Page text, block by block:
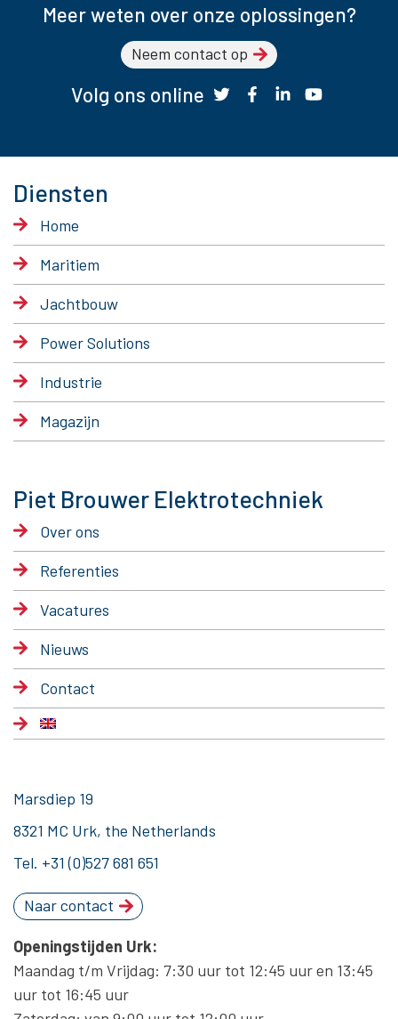
Meer weten over onze oplossingen?
Neem contact op
Volg ons online
Diensten
Home
Maritiem
Jachtbouw
Power Solutions
Industrie
Magazijn
Piet Brouwer Elektrotechniek
Over ons
Referenties
Vacatures
Nieuws
Contact
Marsdiep 19
8321 MC Urk, the Netherlands
Tel. +31 (0)527 681 651
Naar contact
Openingstijden Urk:
Maandag t/m Vrijdag: 7:30 uur tot 12:45 uur en 13:45
uur tot 16:45 uur